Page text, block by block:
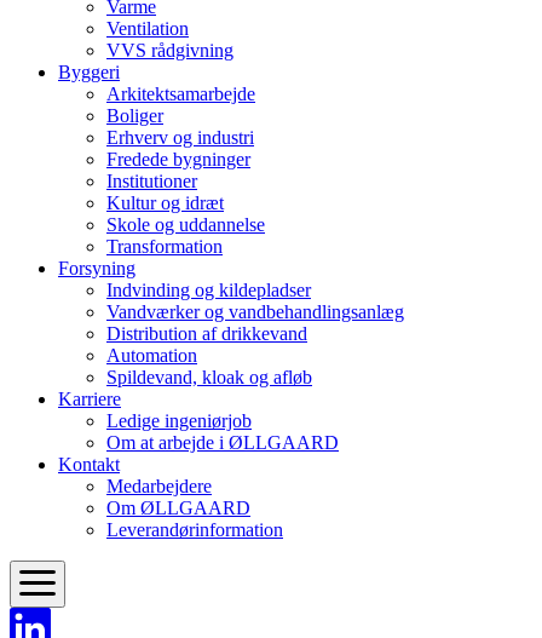
Varme
Ventilation
VVS rådgivning
Byggeri
Arkitektsamarbejde
Boliger
Erhverv og industri
Fredede bygninger
Institutioner
Kultur og idræt
Skole og uddannelse
Transformation
Forsyning
Indvinding og kildepladser
Vandværker og vandbehandlingsanlæg
Distribution af drikkevand
Automation
Spildevand, kloak og afløb
Karriere
Ledige ingeniørjob
Om at arbejde i ØLLGAARD
Kontakt
Medarbejdere
Om ØLLGAARD
Leverandørinformation